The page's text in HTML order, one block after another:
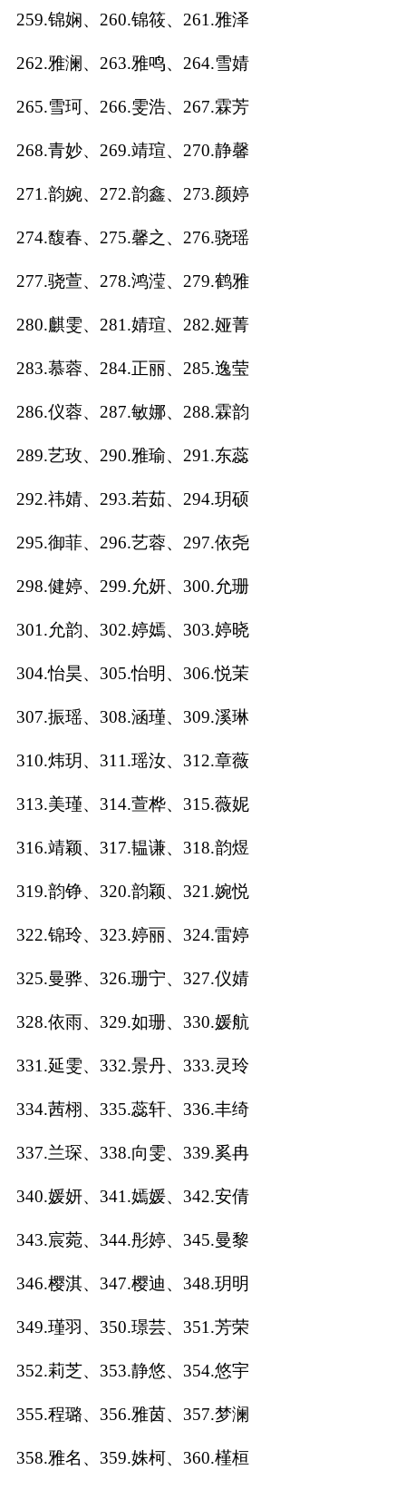
259.锦娴、260.锦筱、261.雅泽
262.雅澜、263.雅鸣、264.雪婧
265.雪珂、266.雯浩、267.霖芳
268.青妙、269.靖瑄、270.静馨
271.韵婉、272.韵鑫、273.颜婷
274.馥春、275.馨之、276.骁瑶
277.骁萱、278.鸿滢、279.鹤雅
280.麒雯、281.婧瑄、282.娅菁
283.慕蓉、284.正丽、285.逸莹
286.仪蓉、287.敏娜、288.霖韵
289.艺玫、290.雅瑜、291.东蕊
292.祎婧、293.若茹、294.玥硕
295.御菲、296.艺蓉、297.依尧
298.健婷、299.允妍、300.允珊
301.允韵、302.婷嫣、303.婷晓
304.怡昊、305.怡明、306.悦茉
307.振瑶、308.涵瑾、309.溪琳
310.炜玥、311.瑶汝、312.章薇
313.美瑾、314.萱桦、315.薇妮
316.靖颖、317.韫谦、318.韵煜
319.韵铮、320.韵颖、321.婉悦
322.锦玲、323.婷丽、324.雷婷
325.曼骅、326.珊宁、327.仪婧
328.依雨、329.如珊、330.媛航
331.延雯、332.景丹、333.灵玲
334.茜栩、335.蕊轩、336.丰绮
337.兰琛、338.向雯、339.奚冉
340.媛妍、341.嫣媛、342.安倩
343.宸菀、344.彤婷、345.曼黎
346.樱淇、347.樱迪、348.玥明
349.瑾羽、350.璟芸、351.芳荣
352.莉芝、353.静悠、354.悠宇
355.程璐、356.雅茵、357.梦澜
358.雅名、359.姝柯、360.槿桓